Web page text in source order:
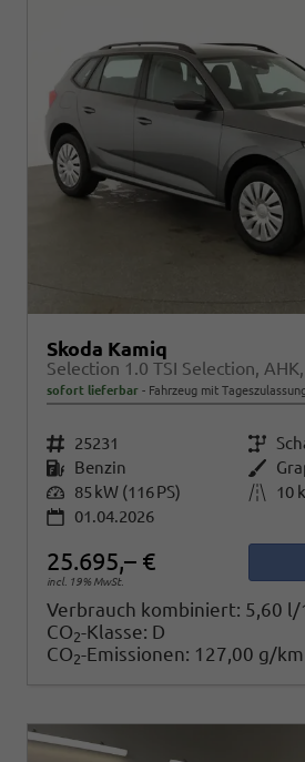
Skoda Kamiq
sofort lieferbar Fahrzeug mit
Fahrzeugnr. 25231 Getriebe
Kraftstoff Benzin Außenfarbe
Leistung 85 kW (116 PS) Kilometerstand
10
01.04.2026
25.695,– €
incl. 19% MwSt.
Verbrauch kombiniert: 5,60 l/
CO2-Klasse: D
CO2-Emissionen: 127,00 g/km